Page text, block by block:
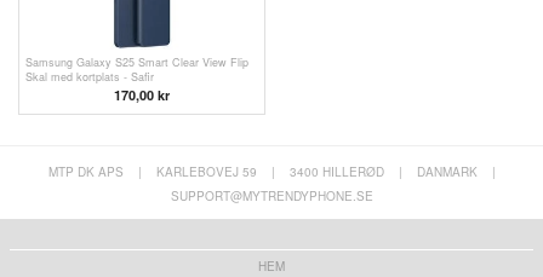
Samsung Galaxy S25 Smart Clear View Flip
Skal med kortplats - Safir
170,00 kr
MTP DK APS | KARLEBOVEJ 59 | 3400 HILLERØD | DANMARK
|
SUPPORT@MYTRENDYPHONE.SE
HEM